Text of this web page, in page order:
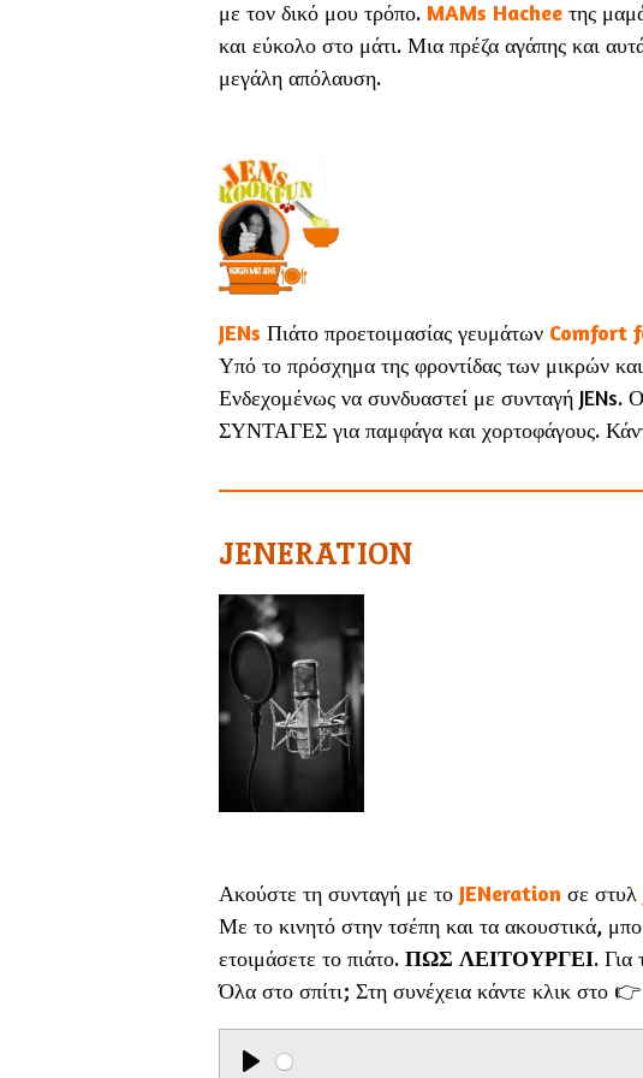
με τον δικό μου τρόπο. MAMs Hachee της
και εύκολο στο μάτι. Μια πρέζα αγάπης και
μεγάλη απόλαυση.
JENs Πιάτο προετοιμασίας γευμάτων Comfort
Υπό το πρόσχημα της φροντίδας των μικρών
Ενδεχομένως να συνδυαστεί με συνταγή JENs.
ΣΥΝΤΑΓΕΣ για παμφάγα και χορτοφάγους.
JENERATION
Ακούστε τη συνταγή με το JENeration σε στυλ
Με το κινητό στην τσέπη και τα ακουστικά,
ετοιμάσετε το πιάτο. ΠΩΣ ΛΕΙΤΟΥΡΓΕΙ. Για
Όλα στο σπίτι; Στη συνέχεια κάντε κλικ στο